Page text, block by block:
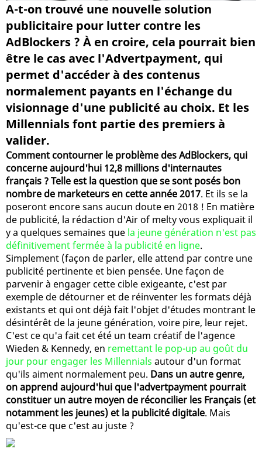
A-t-on trouvé une nouvelle solution
publicitaire pour lutter contre les
AdBlockers ? À en croire, cela pourrait bien
être le cas avec l'Advertpayment, qui
permet d'accéder à des contenus
normalement payants en l'échange du
visionnage d'une publicité au choix. Et les
Millennials font partie des premiers à
valider.
Comment contourner le problème des AdBlockers, qui
concerne aujourd'hui 12,8 millions d'internautes
français ? Telle est la question que se sont posés bon
nombre de marketeurs en cette année 2017. Et ils se la
poseront encore sans aucun doute en 2018 ! En matière
de publicité, la rédaction d'Air of melty vous expliquait il
y a quelques semaines que la jeune génération n'est pas
définitivement fermée à la publicité en ligne.
Simplement (façon de parler, elle attend par contre une
publicité pertinente et bien pensée. Une façon de
parvenir à engager cette cible exigeante, c'est par
exemple de détourner et de réinventer les formats déjà
existants et qui ont déjà fait l'objet d'études montrant le
désintérêt de la jeune génération, voire pire, leur rejet.
C'est ce qu'a fait cet été un team créatif de l'agence
Wieden & Kennedy, en remettant le pop-up au goût du
jour pour engager les Millennials autour d'un format
qu'ils aiment normalement peu. Dans un autre genre,
on apprend aujourd'hui que l'advertpayment pourrait
constituer un autre moyen de réconcilier les Français (et
notamment les jeunes) et la publicité digitale. Mais
qu'est-ce que c'est au juste ?